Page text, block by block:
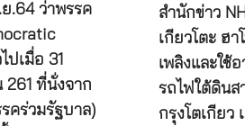
ย.64 ว่าพรรค
ปเมื่อ 31
261 ที่นั่งจาก
คร่วมรัฐบาล)
สำนักข่าว
เกียวโตะ ฮ
เพลิงและใช้
รถไฟใต้ดินส
กรุงโตเกียว